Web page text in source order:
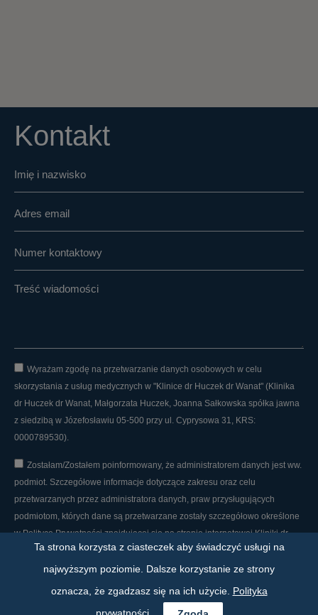
Kontakt
Wyrażam zgodę na przetwarzanie danych osobowych w celu
skorzystania z usług medycznych w "Klinice dr Huczek dr Wanat" (Klinika
dr Huczek dr Wanat, Małgorzata Huczek, Joanna Sałkowska spółka jawna
z siedzibą w Józefosławiu 05-500 przy ul. Cyprysowa 31, KRS:
0000789530).
Zostałam/Zostałem poinformowany, że administratorem danych jest ww.
podmiot. Szczegółowe informacje dotyczące zakresu oraz celu
przetwarzanych przez administratora danych, praw przysługujących
podmiotom, których dane są przetwarzane zostały szczegółowo określone
w Polityce Prywatności znajdującej się na stronie internetowej Kliniki dr
Huczek dr Wanat.
WYŚLIJ WIADOMOŚĆ
Ta strona korzysta z ciasteczek aby świadczyć usługi na
najwyższym poziomie. Dalsze korzystanie ze strony
oznacza, że zgadzasz się na ich użycie. Polityka
prywatności